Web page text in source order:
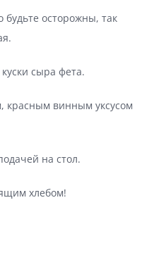
будьте осторожны, так
сыра фета.
красным винным уксусом
на стол.
хлебом!